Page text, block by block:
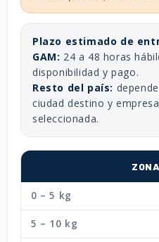
Plazo estimado de
GAM: 24 a 48 horas
disponibilidad y pago.
Resto del país:
ciudad destino y
seleccionada.
ZONA
0 – 5 kg
5 – 10 kg